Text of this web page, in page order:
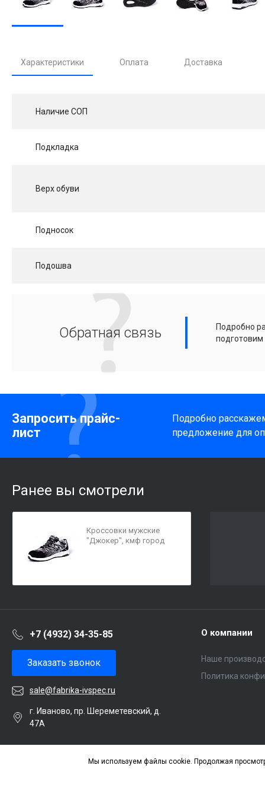
Характеристики Оплата Доставка
Наличие СОП
Подкладка
Верх обуви
Подносок
Подошва
Обратная связь
Подробно
Запросить прайс-
лист
Подробно
предложение для
Ранее вы смотрели
Кроссовки мужские
"Джокер", кмф город
+7 (4932) 34-35-85
Заказать звонок
sale@fabrika-ivspec.ru
г. Иваново, пр. Шереметевский, д.
47А
О компании
Наше
Политика
Мы используем файлы cookie. Продолжая